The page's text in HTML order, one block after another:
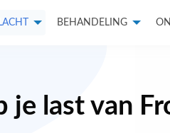
BEHANDELING
je last van